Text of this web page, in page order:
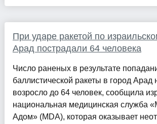
При ударе ракетой по
Арад пострадали 64 человека
Число раненых в результате
баллистической ракеты в город Арад
возросло до 64 человек, сообщила
национальная медицинская служба
Адом» (MDA), которая оказывает